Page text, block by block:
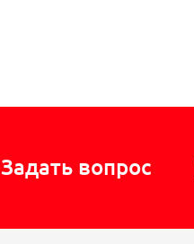
Задать вопрос